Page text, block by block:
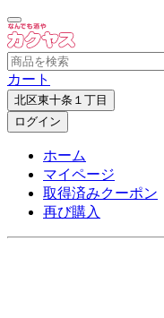
カート
北区東十条１丁目
ログイン
ホーム
マイページ
取得済みクーポン
再び購入